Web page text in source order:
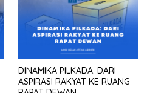
DINAMIKA PILKADA: DARI
ASPIRASI RAKYAT KE RUANG